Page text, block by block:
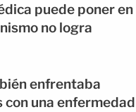
puede poner en
no logra
enfrentaba
una enfermedad